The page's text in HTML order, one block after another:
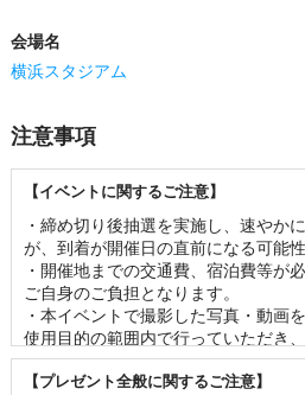
会場名
横浜スタジアム
注意事項
【イベントに関するご注意】
・締め切り後抽選を実施し、速やか
が、到着が開催日の直前になる可能
・開催地までの交通費、宿泊費等が
ご自身のご負担となります。
・本イベントで撮影した写真・動画
使用目的の範囲内で行っていただき
標権等の権利を侵害することのない
い。
【プレゼント全般に関するご注意】